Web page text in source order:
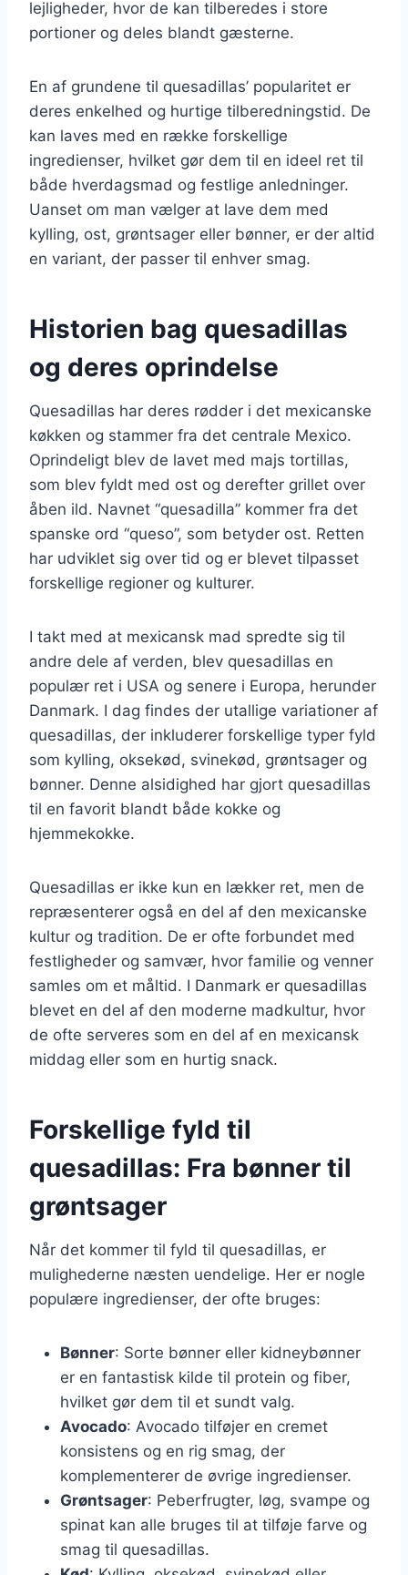
lejligheder, hvor de kan tilberedes i store
portioner og deles blandt gæsterne.
En af grundene til quesadillas’ popularitet er
deres enkelhed og hurtige tilberedningstid. De
kan laves med en række forskellige
ingredienser, hvilket gør dem til en ideel ret til
både hverdagsmad og festlige anledninger.
Uanset om man vælger at lave dem med
kylling, ost, grøntsager eller bønner, er der altid
en variant, der passer til enhver smag.
Historien bag quesadillas
og deres oprindelse
Quesadillas har deres rødder i det mexicanske
køkken og stammer fra det centrale Mexico.
Oprindeligt blev de lavet med majs tortillas,
som blev fyldt med ost og derefter grillet over
åben ild. Navnet “quesadilla” kommer fra det
spanske ord “queso”, som betyder ost. Retten
har udviklet sig over tid og er blevet tilpasset
forskellige regioner og kulturer.
I takt med at mexicansk mad spredte sig til
andre dele af verden, blev quesadillas en
populær ret i USA og senere i Europa, herunder
Danmark. I dag findes der utallige variationer af
quesadillas, der inkluderer forskellige typer fyld
som kylling, oksekød, svinekød, grøntsager og
bønner. Denne alsidighed har gjort quesadillas
til en favorit blandt både kokke og
hjemmekokke.
Quesadillas er ikke kun en lækker ret, men de
repræsenterer også en del af den mexicanske
kultur og tradition. De er ofte forbundet med
festligheder og samvær, hvor familie og venner
samles om et måltid. I Danmark er quesadillas
blevet en del af den moderne madkultur, hvor
de ofte serveres som en del af en mexicansk
middag eller som en hurtig snack.
Forskellige fyld til
quesadillas: Fra bønner til
grøntsager
Når det kommer til fyld til quesadillas, er
mulighederne næsten uendelige. Her er nogle
populære ingredienser, der ofte bruges:
Bønner: Sorte bønner eller kidneybønner
er en fantastisk kilde til protein og fiber,
hvilket gør dem til et sundt valg.
Avocado: Avocado tilføjer en cremet
konsistens og en rig smag, der
komplementerer de øvrige ingredienser.
Grøntsager: Peberfrugter, løg, svampe og
spinat kan alle bruges til at tilføje farve og
smag til quesadillas.